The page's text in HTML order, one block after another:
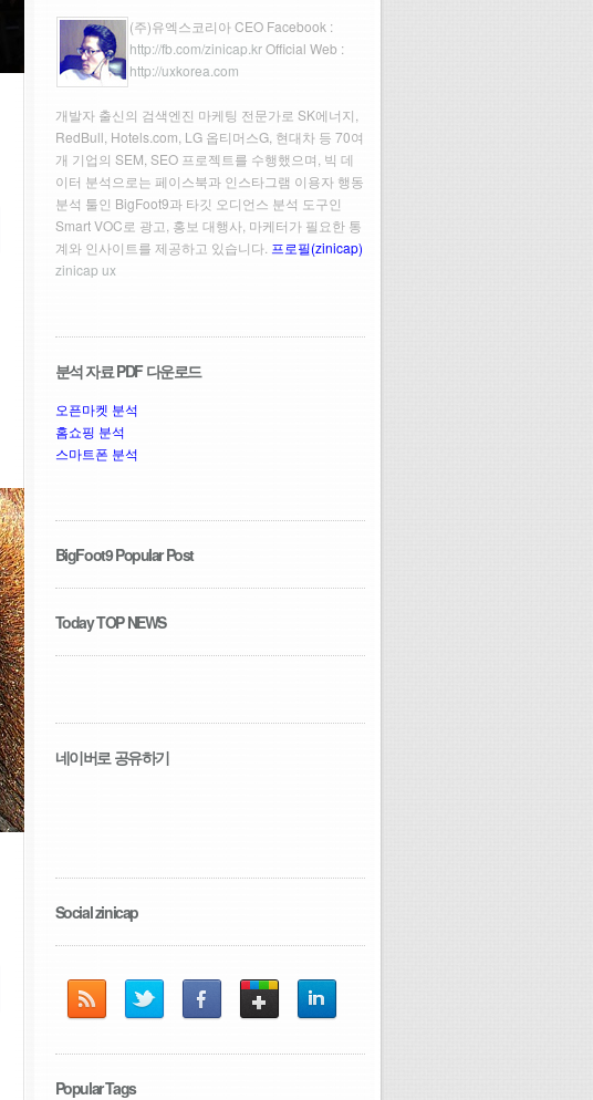
(주)유엑스코리아 CEO Facebook :
http://fb.com/zinicap.krOfficial Web :
http://uxkorea.com
개발자 출신의 검색엔진 마케팅 전문가로 SK에너지,
RedBull, Hotels.com, LG 옵티머스G, 현대차 등 70여
개 기업의 SEM, SEO 프로젝트를 수행했으며, 빅 데
이터 분석으로는 페이스북과 인스타그램 이용자 행동
분석 툴인 BigFoot9과 타깃 오디언스 분석 도구인
Smart VOC로 광고, 홍보 대행사, 마케터가 필요한 통
계와 인사이트를 제공하고 있습니다. 프로필(zinicap)
zinicap ux
분석 자료 PDF 다운로드
오픈마켓 분석
홈쇼핑 분석
스마트폰 분석
BigFoot9 Popular Post
Today TOP NEWS
네이버로 공유하기
Social zinicap
Popular Tags